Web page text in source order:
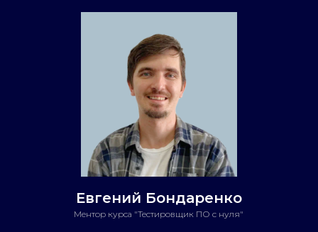
Евгений Бондаренко
Ментор курса "Тестировщик ПО с нуля"